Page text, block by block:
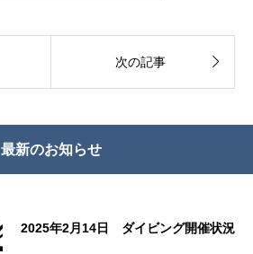
次の記事 
最新のお知らせ
2025年2月14日 ダイビング開催状況